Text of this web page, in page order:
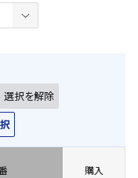
選択を解除
購入